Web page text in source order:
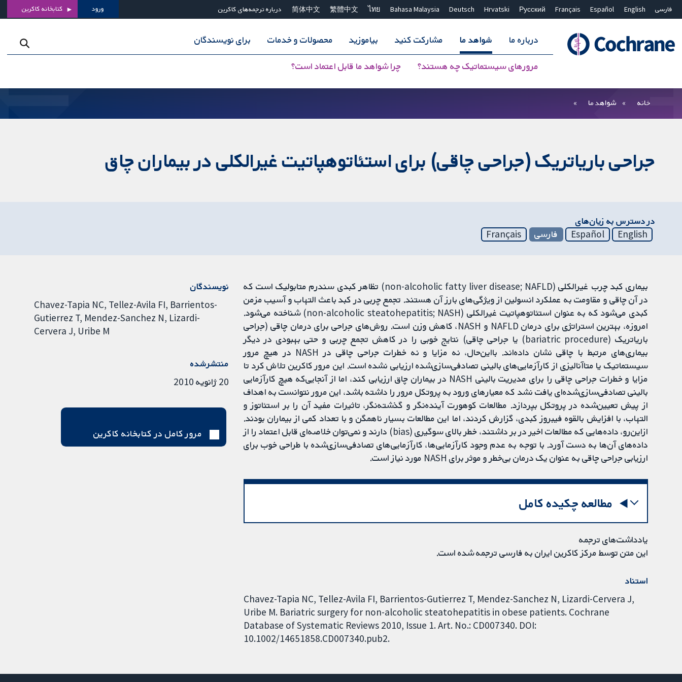
فارسی English
Español
Français
Русский
Hrvatski
Deutsch
Bahasa Malaysia
ไทย
繁體中文
简体中文 درباره ترجمه‌های کاکرین ورود کتابخانه کاکرین
درباره ما شواهد ما
مرورهای سیستماتیک چه هستند؟ چرا شواهد ما قابل اعتماد است؟
مشارکت کنید بیاموزید محصولات و خدمات برای نویسندگان
بستن جستجو ✖
خانه شواهد ما
جراحی باریاتریک (جراحی چاقی) برای استئاتوهپاتیت غیرالکلی در بیماران چاق
در دسترس به زیان‌های
English
Español فارسی Français
بیماری کبد چرب غیرالکلی (non-alcoholic fatty liver disease; NAFLD) تظاهر کبدی سندرم متابولیک است که
در آن چاقی و مقاومت به عملکرد انسولین از ویژگی‌های بارز آن هستند. تجمع چربی در کبد باعث التهاب و آسیب مزمن
کبدی می‌شود که به عنوان استئاتوهپاتیت غیرالکلی (non-alcoholic steatohepatitis; NASH) شناخته می‌شود.
امروزه، بهترین استراتژی برای درمان NAFLD و NASH، کاهش وزن است. روش‌های جراحی برای درمان چاقی (جراحی
باریاتریک (bariatric procedure) یا جراحی چاقی) نتایج خوبی را در کاهش تجمع چربی و حتی بهبودی در دیگر
بیماری‌های مرتبط با چاقی نشان داده‌اند. بااین‌حال، نه مزایا و نه خطرات جراحی چاقی در NASH در هیچ مرور
سیستماتیک یا متاآنالیزی از کارآزمایی‌های بالینی تصادفی‌سازی‌شده ارزیابی نشده است. این مرور کاکرین تلاش کرد تا
مزایا و خطرات جراحی چاقی را برای مدیریت بالینی NASH در بیماران چاق ارزیابی کند، اما از آنجایی‌که هیچ کارآزمایی
بالینی تصادفی‌سازی‌شده‌ای یافت نشد که معیارهای ورود به پروتکل مرور را داشته باشد، این مرور نتوانست به اهداف
از پیش تعیین‌شده در پروتکل بپردازد. مطالعات کوهورت آینده‌نگر و گذشته‌نگر، تاثیرات مفید آن را بر استئاتوز و
التهاب، با افزایش بالقوه فیبروز کبدی، گزارش کردند، اما این مطالعات بسیار ناهمگن و با تعداد کمی از بیماران بودند.
ازاین‌رو، داده‌هایی که مطالعات اخیر در بر داشتند، خطر بالای سوگیری (bias) دارند و نمی‌توان خلاصه‌ای قابل اعتماد را از
داده‌های آن‌ها به دست آورد. با توجه به عدم وجود کارآزمایی‌ها، کارآزمایی‌های تصادفی‌سازی‌شده با طراحی خوب برای
ارزیابی جراحی چاقی به عنوان یک درمان بی‌خطر و موثر برای NASH مورد نیاز است.
مطالعه چکیده کامل
یادداشت‌های ترجمه
این متن توسط مرکز کاکرین ایران به فارسی ترجمه شده است.
استناد
Chavez-Tapia NC, Tellez-Avila FI, Barrientos-Gutierrez T, Mendez-Sanchez N, Lizardi-Cervera J,
Uribe M. Bariatric surgery for non-alcoholic steatohepatitis in obese patients. Cochrane
Database of Systematic Reviews 2010, Issue 1. Art. No.: CD007340. DOI:
10.1002/14651858.CD007340.pub2.
نویسندگان
Chavez-Tapia NC Tellez-Avila FI Barrientos-
Gutierrez T Mendez-Sanchez N Lizardi-
Cervera J Uribe M
منتشرشده
20 ژانویه 2010
مرور کامل در کتابخانه کاکرین